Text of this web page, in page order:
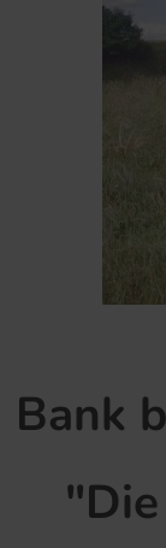
Bank